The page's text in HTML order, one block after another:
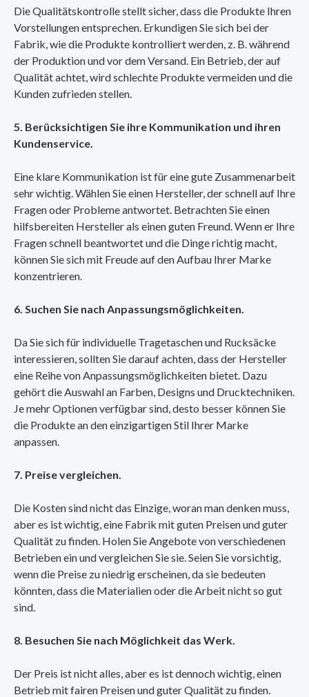
Die Qualitätskontrolle stellt sicher, dass die Produkte Ihren
Vorstellungen entsprechen. Erkundigen Sie sich bei der
Fabrik, wie die Produkte kontrolliert werden, z. B. während
der Produktion und vor dem Versand. Ein Betrieb, der auf
Qualität achtet, wird schlechte Produkte vermeiden und die
Kunden zufrieden stellen.
5. Berücksichtigen Sie ihre Kommunikation und ihren
Kundenservice.
Eine klare Kommunikation ist für eine gute Zusammenarbeit
sehr wichtig. Wählen Sie einen Hersteller, der schnell auf Ihre
Fragen oder Probleme antwortet. Betrachten Sie einen
hilfsbereiten Hersteller als einen guten Freund. Wenn er Ihre
Fragen schnell beantwortet und die Dinge richtig macht,
können Sie sich mit Freude auf den Aufbau Ihrer Marke
konzentrieren.
6. Suchen Sie nach Anpassungsmöglichkeiten.
Da Sie sich für individuelle Tragetaschen und Rucksäcke
interessieren, sollten Sie darauf achten, dass der Hersteller
eine Reihe von Anpassungsmöglichkeiten bietet. Dazu
gehört die Auswahl an Farben, Designs und Drucktechniken.
Je mehr Optionen verfügbar sind, desto besser können Sie
die Produkte an den einzigartigen Stil Ihrer Marke
anpassen.
7. Preise vergleichen.
Die Kosten sind nicht das Einzige, woran man denken muss,
aber es ist wichtig, eine Fabrik mit guten Preisen und guter
Qualität zu finden. Holen Sie Angebote von verschiedenen
Betrieben ein und vergleichen Sie sie. Seien Sie vorsichtig,
wenn die Preise zu niedrig erscheinen, da sie bedeuten
könnten, dass die Materialien oder die Arbeit nicht so gut
sind.
8. Besuchen Sie nach Möglichkeit das Werk.
Der Preis ist nicht alles, aber es ist dennoch wichtig, einen
Betrieb mit fairen Preisen und guter Qualität zu finden.